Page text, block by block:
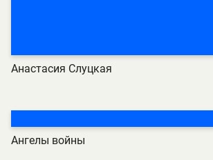
Анастасия Слуцкая
Ангелы войны